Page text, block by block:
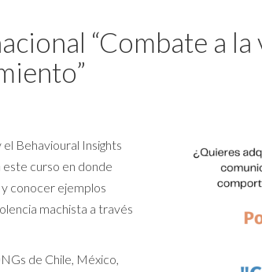
“Combate a
Behavioural Insights
este curso en donde
conocer ejemplos
machista a través
de Chile, México,